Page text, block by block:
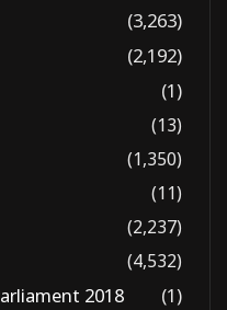
(3,263)
(2,192)
(1)
(13)
(1,350)
(11)
(2,237)
(4,532)
2018
(1)